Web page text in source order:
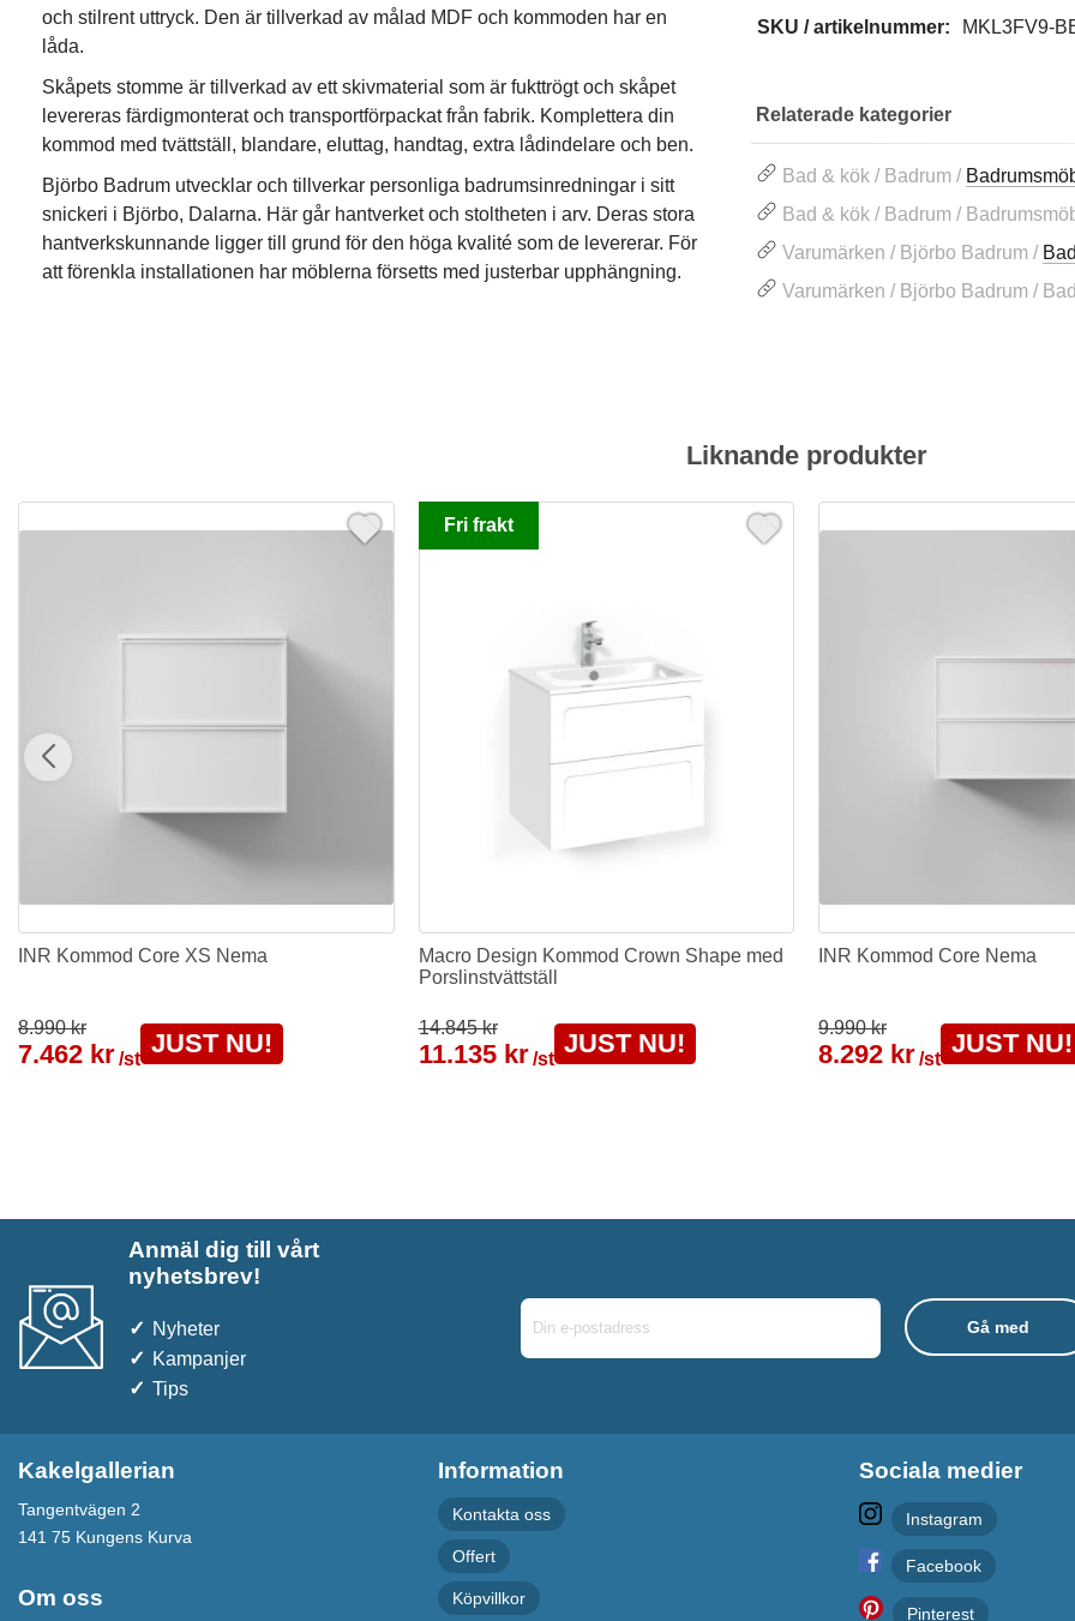
och stilrent uttryck. Den är tillverkad av målad MDF och kommoden har en
låda.
Skåpets stomme är tillverkad av ett skivmaterial som är fukttrögt och skåpet
levereras färdigmonterat och transportförpackat från fabrik. Komplettera din
kommod med tvättställ, blandare, eluttag, handtag, extra lådindelare och ben.
Björbo Badrum utvecklar och tillverkar personliga badrumsinredningar i sitt
snickeri i Björbo, Dalarna. Här går hantverket och stoltheten i arv. Deras stora
hantverkskunnande ligger till grund för den höga kvalité som de levererar. För
att förenkla installationen har möblerna försetts med justerbar upphängning.
SKU / artikelnummer: MKL3FV9-
Relaterade kategorier
Bad & kök / Badrum /
Bad & kök / Badrum /
Varumärken / Björbo Badrum /
Varumärken / Björbo Badrum /
Liknande produkter
INR Kommod Core XS Nema
8.990 kr
7.462 kr/st
JUST NU!
Macro Design Kommod Crown Shape med
Porslinstvättställ
14.845 kr
11.135 kr /st
JUST NU!
Fri frakt
INR Kommod Core Nema
9.990 kr
8.292 kr/st
JUST NU!
Anmäl dig till vårt
nyhetsbrev!
Nyheter
Kampanjer
Tips
Kakelgallerian
Tangentvägen 2
141 75 Kungens Kurva
Om oss
Information
Kontakta oss
Offert
Köpvillkor
Sociala medier
Instagram
Facebook
Pinterest